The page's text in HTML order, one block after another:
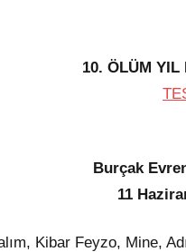
10. ÖLÜM YIL
Burçak
11
Kibar Feyzo, Mine,